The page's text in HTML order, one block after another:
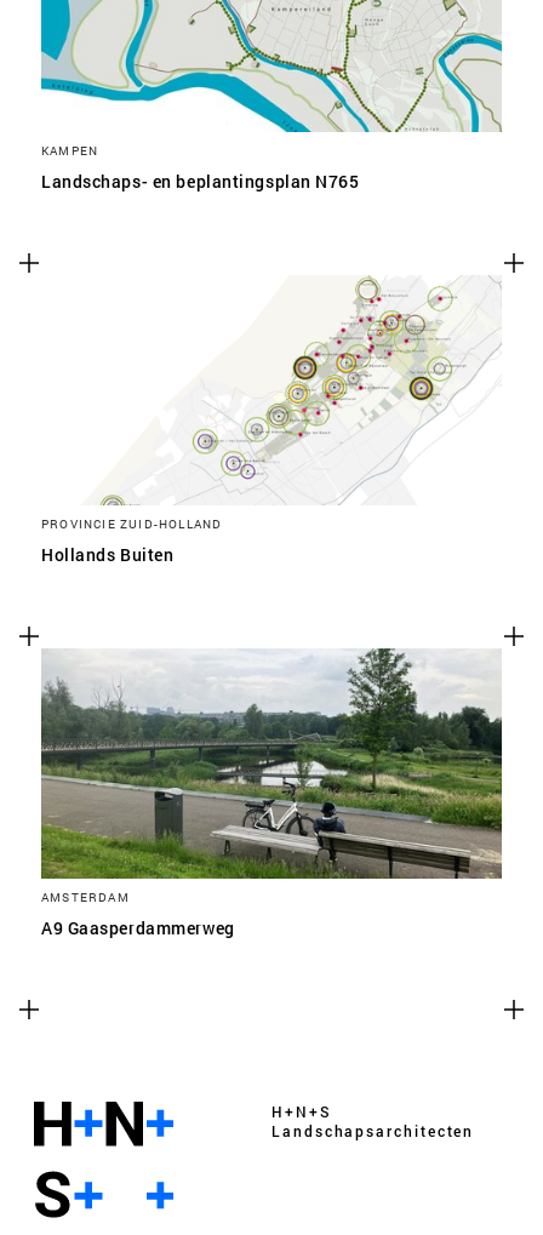
KAMPEN
Landschaps- en beplantingsplan N765
PROVINCIE ZUID-HOLLAND
Hollands Buiten
AMSTERDAM
A9 Gaasperdammerweg
H+N+S
Landschaps­architecten